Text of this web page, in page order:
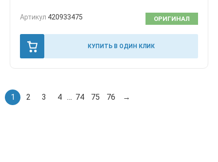
Артикул 420933475 ОРИГИНАЛ
КУПИТЬ В ОДИН КЛИК
1 2 3 4 … 74 75 76 →